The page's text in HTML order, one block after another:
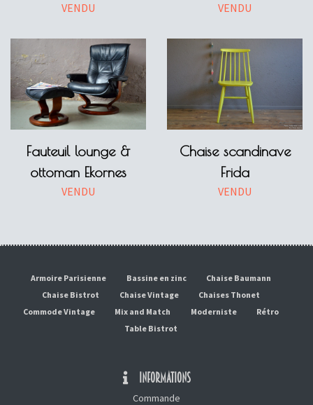
VENDU VENDU
Fauteuil lounge &
ottoman Ekornes
VENDU
Chaise scandinave
Frida
VENDU
Armoire Parisienne Bassine en zinc
Chaise Baumann
Chaise Bistrot
Chaise Vintage
Chaises Thonet
Commode Vintage
Mix and Match Moderniste
Rétro
Table Bistrot
INFORMATIONS
Commande